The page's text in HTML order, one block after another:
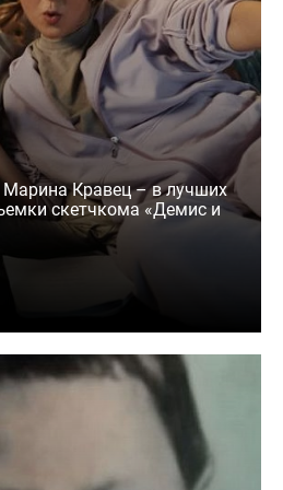
Кравец – в лучших
скетчкома «Демис и